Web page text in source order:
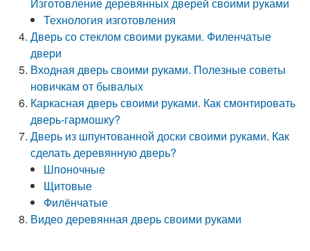
Технология изготовления
Дверь со стеклом своими руками. Филенчатые
двери
Входная дверь своими руками. Полезные советы
новичкам от бывалых
Каркасная дверь своими руками. Как смонтировать
дверь-гармошку?
Дверь из шпунтованной доски своими руками. Как
сделать деревянную дверь?
Шпоночные
Щитовые
Филёнчатые
Видео деревянная дверь своими руками